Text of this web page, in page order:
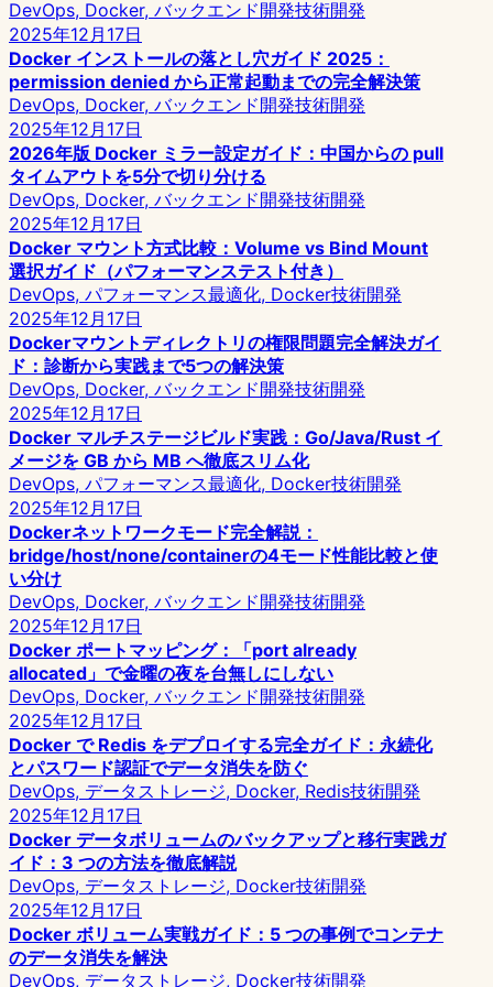
DevOps, Docker, バックエンド開発技術開発
2025年12月17日
Docker インストールの落とし穴ガイド 2025：
permission denied から正常起動までの完全解決策
DevOps, Docker, バックエンド開発技術開発
2025年12月17日
2026年版 Docker ミラー設定ガイド：中国からの pull
タイムアウトを5分で切り分ける
DevOps, Docker, バックエンド開発技術開発
2025年12月17日
Docker マウント方式比較：Volume vs Bind Mount
選択ガイド（パフォーマンステスト付き）
DevOps, パフォーマンス最適化, Docker技術開発
2025年12月17日
Dockerマウントディレクトリの権限問題完全解決ガイ
ド：診断から実践まで5つの解決策
DevOps, Docker, バックエンド開発技術開発
2025年12月17日
Docker マルチステージビルド実践：Go/Java/Rust イ
メージを GB から MB へ徹底スリム化
DevOps, パフォーマンス最適化, Docker技術開発
2025年12月17日
Dockerネットワークモード完全解説：
bridge/host/none/containerの4モード性能比較と使
い分け
DevOps, Docker, バックエンド開発技術開発
2025年12月17日
Docker ポートマッピング：「port already
allocated」で金曜の夜を台無しにしない
DevOps, Docker, バックエンド開発技術開発
2025年12月17日
Docker で Redis をデプロイする完全ガイド：永続化
とパスワード認証でデータ消失を防ぐ
DevOps, データストレージ, Docker, Redis技術開発
2025年12月17日
Docker データボリュームのバックアップと移行実践ガ
イド：3 つの方法を徹底解説
DevOps, データストレージ, Docker技術開発
2025年12月17日
Docker ボリューム実戦ガイド：5 つの事例でコンテナ
のデータ消失を解決
DevOps, データストレージ, Docker技術開発